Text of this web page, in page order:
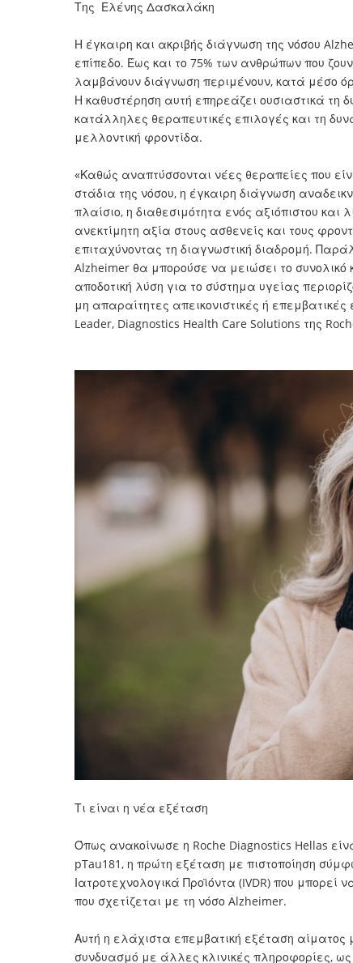
Της Ελένης Δασκαλάκη
Η έγκαιρη και ακριβής διάγνωση της νόσου
επίπεδο. Έως και το 75% των ανθρώπων που
λαμβάνουν διάγνωση περιμένουν, κατά μέσο
Η καθυστέρηση αυτή επηρεάζει ουσιαστικά
κατάλληλες θεραπευτικές επιλογές και τη
μελλοντική φροντίδα.
«Καθώς αναπτύσσονται νέες θεραπείες που
στάδια της νόσου, η έγκαιρη διάγνωση
πλαίσιο, η διαθεσιμότητα ενός αξιόπιστου
ανεκτίμητη αξία στους ασθενείς και τους
επιταχύνοντας τη διαγνωστική διαδρομή.
Alzheimer θα μπορούσε να μειώσει το
αποδοτική λύση για το σύστημα υγείας
μη απαραίτητες απεικονιστικές ή
Leader, Diagnostics Health Care Solutions της
Τι είναι η νέα εξέταση
Όπως ανακοίνωσε η Roche Diagnostics Hellas
pTau181, η πρώτη εξέταση με πιστοποίηση
Ιατροτεχνολογικά Προϊόντα (IVDR) που
που σχετίζεται με τη νόσο Alzheimer.
Αυτή η ελάχιστα επεμβατική εξέταση αίματος
συνδυασμό με άλλες κλινικές πληροφορίες,